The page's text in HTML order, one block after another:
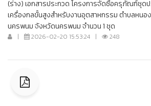
(ร่าง) เอกสารประกวด โครงการจัดซื้อครุภัณฑ์ชุด
เครื่องกลขั้นสูงสำหรับงานอุตสาหกรรม ตำบลหนอ
นครพนม จังหวัดนครพนม จำนวน 1 ชุด
| 2026-02-20 15:53:24 | 248